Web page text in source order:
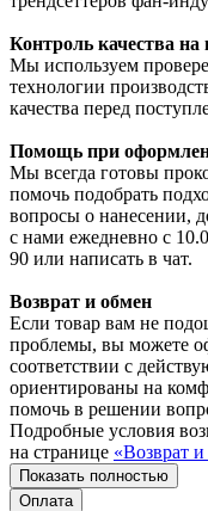
Контроль качества на
Мы используем
технологии
качества перед
Помощь при
Мы всегда готовы
помочь подобрать
вопросы о нанесении,
с нами ежедневно с
90 или написать в чат.
Возврат и обмен
Если товар вам не
проблемы, вы можете
соответствии с
ориентированы на
помочь в решении
Подробные условия
на странице «Возврат
Показать полностью
Оплата